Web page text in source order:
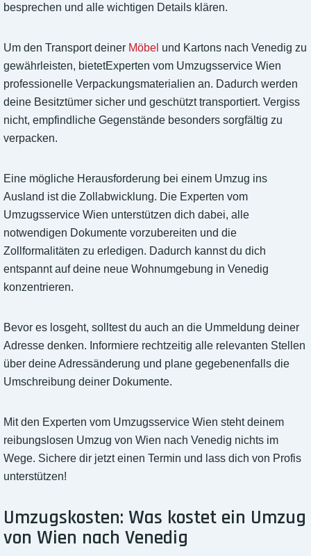
besprechen und alle wichtigen Details klären.
Um den Transport deiner Möbel und Kartons nach Venedig zu
gewährleisten, bietetExperten vom Umzugsservice Wien
professionelle Verpackungsmaterialien an. Dadurch werden
deine Besitztümer sicher und geschützt transportiert. Vergiss
nicht, empfindliche Gegenstände besonders sorgfältig zu
verpacken.
Eine mögliche Herausforderung bei einem Umzug ins
Ausland ist die Zollabwicklung. Die Experten vom
Umzugsservice Wien unterstützen dich dabei, alle
notwendigen Dokumente vorzubereiten und die
Zollformalitäten zu erledigen. Dadurch kannst du dich
entspannt auf deine neue Wohnumgebung in Venedig
konzentrieren.
Bevor es losgeht, solltest du auch an die Ummeldung deiner
Adresse denken. Informiere rechtzeitig alle relevanten Stellen
über deine Adressänderung und plane gegebenenfalls die
Umschreibung deiner Dokumente.
Mit den Experten vom Umzugsservice Wien steht deinem
reibungslosen Umzug von Wien nach Venedig nichts im
Wege. Sichere dir jetzt einen Termin und lass dich von Profis
unterstützen!
Umzugskosten: Was kostet ein Umzug
von Wien nach Venedig